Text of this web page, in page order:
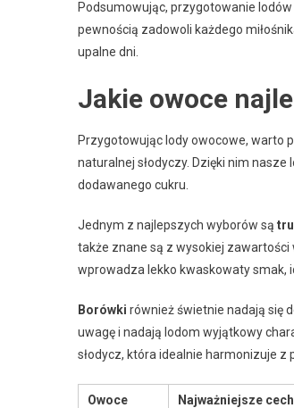
Podsumowując, przygotowanie
pewnością zadowoli każdego
upalne dni.
Jakie owoce
Przygotowując lody owocowe, warto
naturalnej słodyczy. Dzięki nim
dodawanego cukru.
Jednym z najlepszych wyborów są
także znane są z wysokiej
wprowadza lekko kwaskowaty smak,
Borówki również świetnie nadają się
uwagę i nadają lodom wyjątkowy
słodycz, która idealnie harmonizuje z
Owoce Najważniejsze